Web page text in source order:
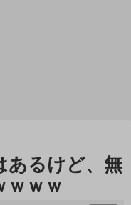
あるけど、無
ｗｗｗ